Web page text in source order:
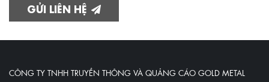
GỬI LIÊN HỆ
CÔNG TY TNHH TRUYỀN THÔNG VÀ QUẢNG CÁO GOLD METAL